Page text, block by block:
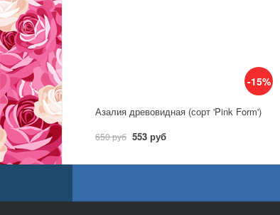
-15%
Азалия древовидная (сорт 'Pink Form')
650 руб 553 руб